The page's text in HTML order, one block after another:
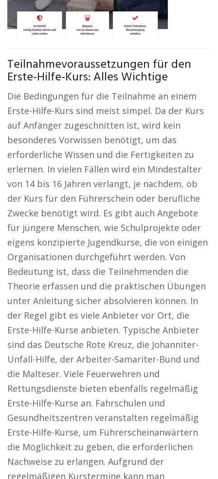
Teilnahmevoraussetzungen für den
Erste-Hilfe-Kurs: Alles Wichtige
Die Bedingungen für die Teilnahme an einem
Erste-Hilfe-Kurs sind meist simpel. Da der Kurs
auf Anfänger zugeschnitten ist, wird kein
besonderes Vorwissen benötigt, um das
erforderliche Wissen und die Fertigkeiten zu
erlernen. In vielen Fällen wird ein Mindestalter
von 14 bis 16 Jahren verlangt, je nachdem, ob
der Kurs für den Führerschein oder berufliche
Zwecke benötigt wird. Es gibt auch Angebote
für jüngere Menschen, wie Schulprojekte oder
eigens konzipierte Jugendkurse, die von einigen
Organisationen durchgeführt werden. Von
Bedeutung ist, dass die Teilnehmenden die
Theorie erfassen und die praktischen Übungen
unter Anleitung sicher absolvieren können. In
der Regel gibt es viele Anbieter vor Ort, die
Erste-Hilfe-Kurse anbieten. Typische Anbieter
sind das Deutsche Rote Kreuz, die Johanniter-
Unfall-Hilfe, der Arbeiter-Samariter-Bund und
die Malteser. Viele Feuerwehren und
Rettungsdienste bieten ebenfalls regelmäßig
Erste-Hilfe-Kurse an. Fahrschulen und
Gesundheitszentren veranstalten regelmäßig
Erste-Hilfe-Kurse, um Führerscheinanwärtern
die Möglichkeit zu geben, die erforderlichen
Nachweise zu erlangen. Aufgrund der
regelmäßigen Kurstermine kann man